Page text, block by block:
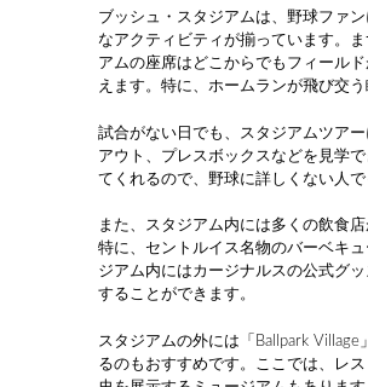
ブッシュ・スタジアムは、野球ファ
なアクティビティが揃っています。
アムの座席はどこからでもフィール
えます。特に、ホームランが飛び交
試合がない日でも、スタジアムツア
アウト、プレスボックスなどを見学
てくれるので、野球に詳しくない人で
また、スタジアム内には多くの飲食
特に、セントルイス名物のバーベキ
ジアム内にはカージナルスの公式グ
することができます。
スタジアムの外には「Ballpark
るのもおすすめです。ここでは、レ